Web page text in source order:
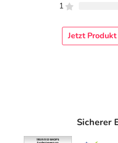
1
Jetzt
Sicherer